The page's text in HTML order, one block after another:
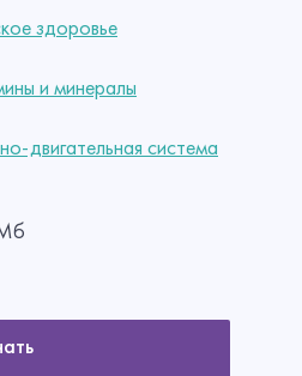
здоровье
и минералы
двигательная система